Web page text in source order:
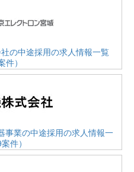
の中途採用の求人情報一覧
件）
業の中途採用の求人情報一
件）